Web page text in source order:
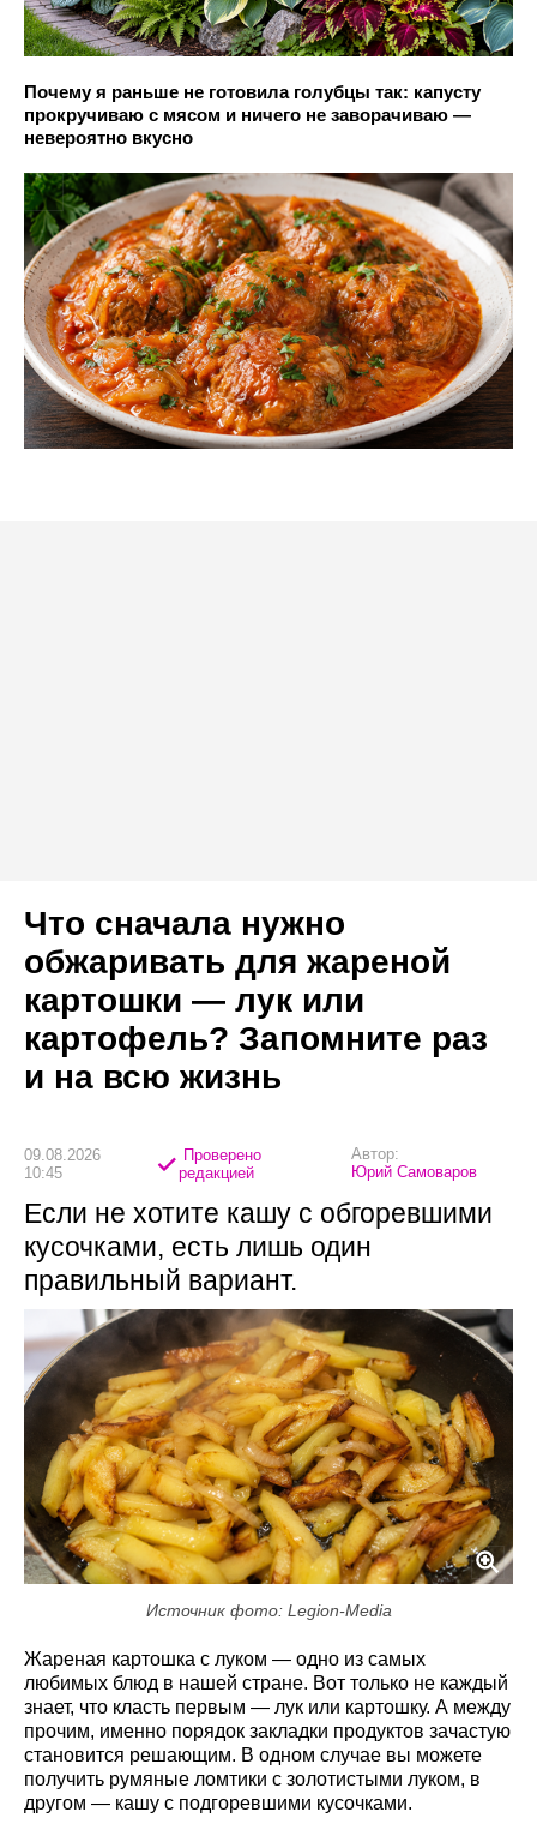
Почему я раньше не готовила голубцы так: капусту
прокручиваю с мясом и ничего не заворачиваю —
невероятно вкусно
Что сначала нужно
обжаривать для жареной
картошки — лук или
картофель? Запомните раз
и на всю жизнь
09.08.2026
10:45
Проверено
редакцией
Автор:
Юрий Самоваров
Если не хотите кашу с обгоревшими
кусочками, есть лишь один
правильный вариант.
Источник фото: Legion-Media
Жареная картошка с луком — одно из самых
любимых блюд в нашей стране. Вот только не каждый
знает, что класть первым — лук или картошку. А между
прочим, именно порядок закладки продуктов зачастую
становится решающим. В одном случае вы можете
получить румяные ломтики с золотистыми луком, в
другом — кашу с подгоревшими кусочками.